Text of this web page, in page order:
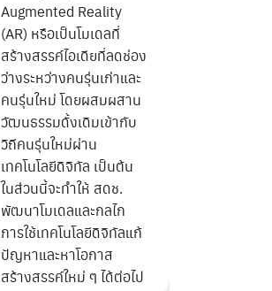
Augmented Reality
(AR) หรือเป็นโมเดลที่
สร้างสรรค์ไอเดียที่ลดช่อง
ว่างระหว่างคนรุ่นเก่าและ
คนรุ่นใหม่ โดยผสมผสาน
วัฒนธรรมดั้งเดิมเข้ากับ
วิถีคนรุ่นใหม่ผ่าน
เทคโนโลยีดิจิทัล เป็นต้น
ในส่วนนี้จะทำให้ สดช.
พัฒนาโมเดลและกลไก
การใช้เทคโนโลยีดิจิทัลแก้
ปัญหาและหาโอกาส
สร้างสรรค์ใหม่ ๆ ได้ต่อไป